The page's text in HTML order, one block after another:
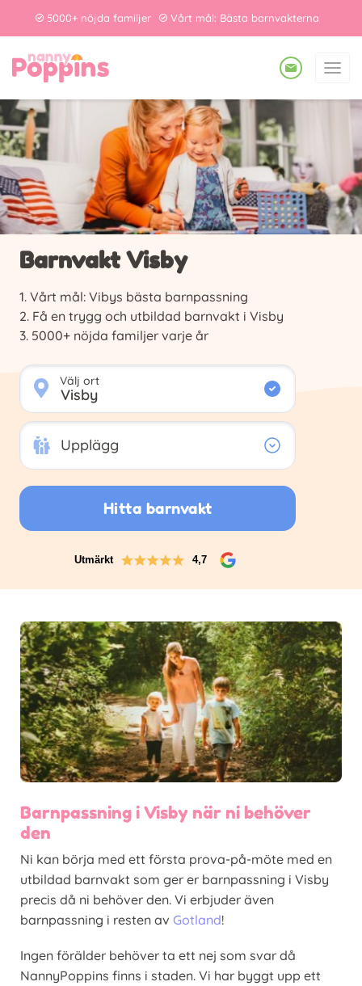
5000+ nöjda familjer Vårt mål: Bästa barnvakterna
Barnvakt Visby
Vårt mål: Vibys bästa barnpassning
Få en trygg och utbildad barnvakt i Visby
5000+ nöjda familjer varje år
Välj ort
Upplägg
Upplägg
Hitta barnvakt
Utmärkt 4,7
Barnpassning i Visby när ni behöver
den
Ni kan börja med ett första prova-på-möte med en
utbildad barnvakt som ger er barnpassning i Visby
precis då ni behöver den. Vi erbjuder även
barnpassning i resten av Gotland!
Ingen förälder behöver ta ett nej som svar då
NannyPoppins finns i staden. Vi har byggt upp ett